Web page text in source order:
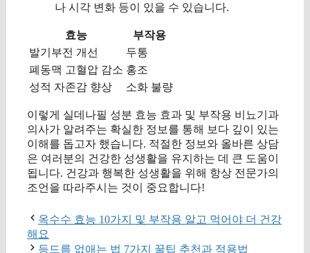
나 시각 변화 등이 있을 수 있습니다.
효능
부작용
발기부전 개선
두통
폐동맥 고혈압 감소 홍조
성적 자존감 향상
소화 불량
이렇게 실데나필 성분 효능 효과 및 부작용 비뇨기과
의사가 알려주는 확실한 정보를 통해 보다 깊이 있는
이해를 돕고자 했습니다. 적절한 정보와 올바른 상담
은 여러분의 건강한 성생활을 유지하는 데 큰 도움이
됩니다. 건강과 행복한 성생활을 위해 항상 전문가의
조언을 따라주시는 것이 중요합니다!
옥수수 효능 10가지 및 부작용 알고 먹어야 더 건강
해요
등드름 없애는 법 7가지 꿀팁 추천과 적용법